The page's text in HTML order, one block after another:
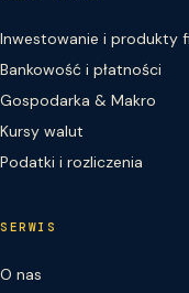
Inwestowanie i produkty
Bankowość i płatności
Gospodarka & Makro
Kursy walut
Podatki i rozliczenia
SERWIS
O nas